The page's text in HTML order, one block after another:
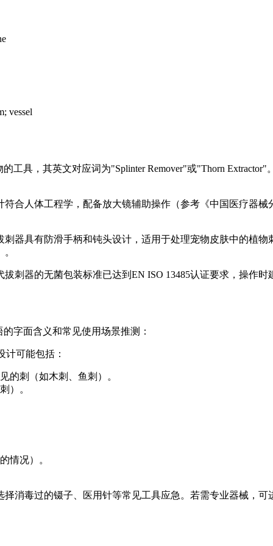
vessel
工具，其英文对应词为"Splinter Remover"或"Thorn
合人体工程学，配备放大镜辅助操作（参考《中国医疗器
器具有防滑手柄和钝头设计，适用于处理宠物皮肤中的植
刺器的无菌包装标准已达到EN ISO 13485认证要求，操作
字面含义和常见使用场景推测：
计可能包括：
的刺（如木刺、鱼刺）。
）。
情况）。
消毒过的镊子、医用针等常见工具应急。若需专业器械，